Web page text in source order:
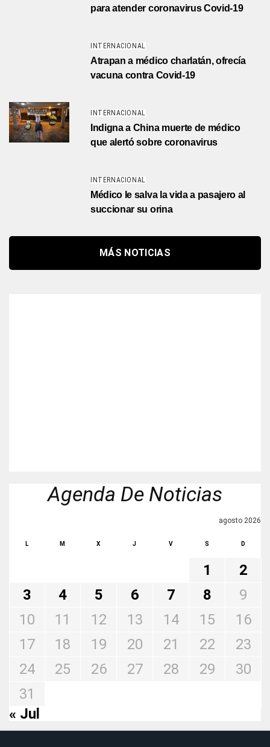
para atender coronavirus Covid-19
INTERNACIONAL
Atrapan a médico charlatán, ofrecía
vacuna contra Covid-19
INTERNACIONAL
Indigna a China muerte de médico
que alertó sobre coronavirus
INTERNACIONAL
Médico le salva la vida a pasajero al
succionar su orina
MÁS NOTICIAS
Agenda De Noticias
agosto 2026
L M X J V S D
1
2
3
4 5 6 7 8
9
10
11 12 13 14 15
16
17
18 19 20 21 22
23
24
25 26 27 28 29
30
31
« Jul